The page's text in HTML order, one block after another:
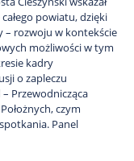
powiatu, dzięki
– rozwoju w kontekście
możliwości w tym
kadry
o zapleczu
Przewodnicząca
czym
Panel